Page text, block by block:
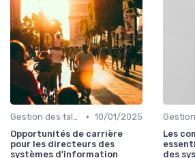
Gestion des talents IT • 10/01/2025
Opportunités de carrière
pour les directeurs des
systèmes d'information
Les
des